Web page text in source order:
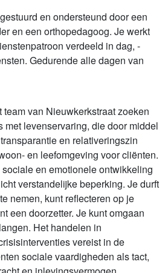
en ondersteund door een
en een orthopedagoog. Je werkt
verdeeld in dag, -
Gedurende alle dagen van
team van Nieuwkerkstraat zoeken
met levenservaring, die door middel
en relativeringszin
en leefomgeving voor cliënten.
en emotionele ontwikkeling
verstandelijke beperking. Je durft
nemen, kunt reflecteren op je
een doorzetter. Je kunt omgaan
Het handelen in
vereist in de
sociale vaardigheden als tact,